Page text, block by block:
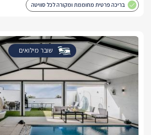
בריכה פרטית מחוממת ומקורה לכל סוויטה
שובר מילואים